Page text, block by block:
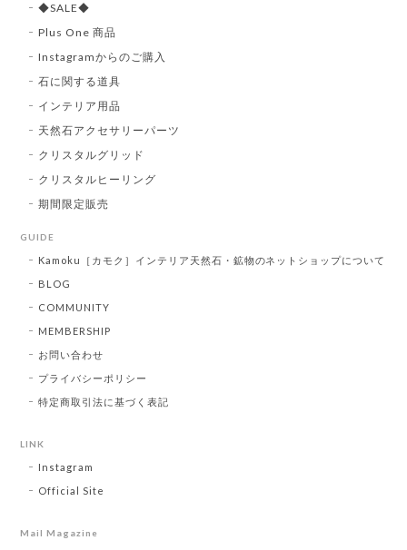
◆SALE◆
Plus One 商品
Instagramからのご購入
石に関する道具
インテリア用品
天然石アクセサリーパーツ
クリスタルグリッド
クリスタルヒーリング
期間限定販売
GUIDE
Kamoku［カモク］インテリア天然石・鉱物のネットショップについて
BLOG
COMMUNITY
MEMBERSHIP
お問い合わせ
プライバシーポリシー
特定商取引法に基づく表記
LINK
Instagram
Official Site
Mail Magazine